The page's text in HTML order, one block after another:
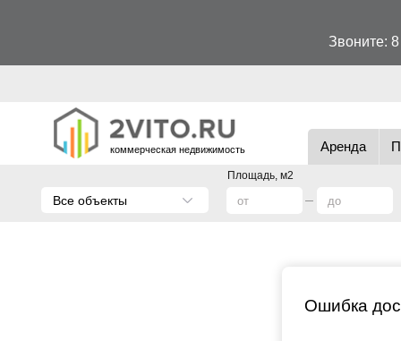
Звоните:
коммерческая недвижимость Аренда
Площадь, м2
Все объекты
Ошибка